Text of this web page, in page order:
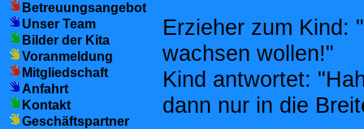
Betreuungsangebot
Unser Team
Bilder der Kita
Voranmeldung
Mitgliedschaft
Anfahrt
Kontakt
Geschäftspartner
Erzieher zum Kind:
wachsen wollen!"
Kind antwortet:
dann nur in die